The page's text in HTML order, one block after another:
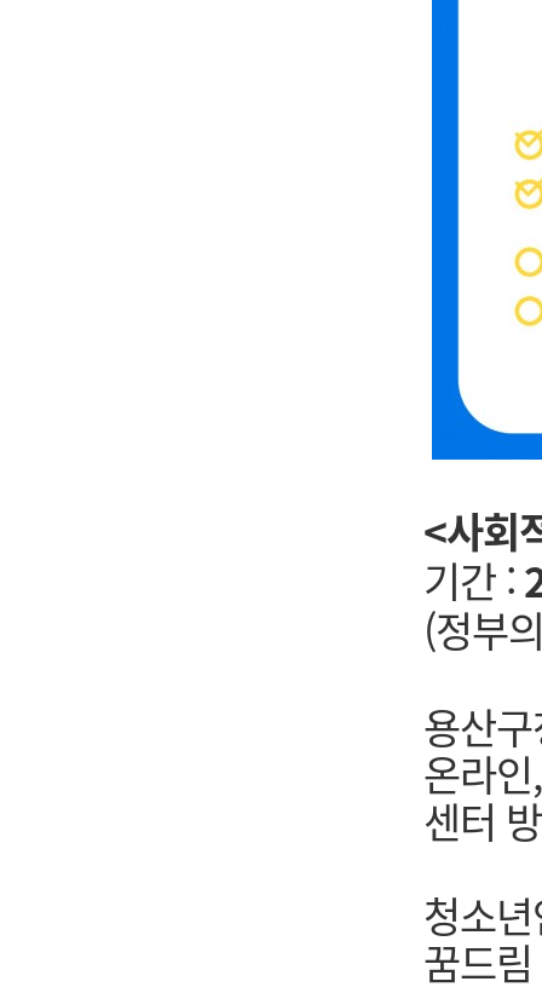
<사회
기간 :
(정부
용산
온라
센터
청소
꿈드